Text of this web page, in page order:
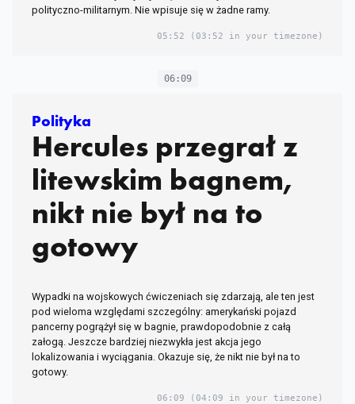
polityczno-militarnym. Nie wpisuje się w żadne ramy.
05:52 (03:52 in your timezone)
06:09
Polityka
Hercules przegrał z
litewskim bagnem,
nikt nie był na to
gotowy
Wypadki na wojskowych ćwiczeniach się zdarzają, ale ten jest
pod wieloma względami szczególny: amerykański pojazd
pancerny pogrążył się w bagnie, prawdopodobnie z całą
załogą. Jeszcze bardziej niezwykła jest akcja jego
lokalizowania i wyciągania. Okazuje się, że nikt nie był na to
gotowy.
06:09 (04:09 in your timezone)